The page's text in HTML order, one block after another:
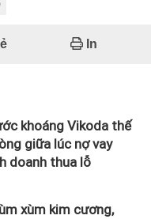
In
khoáng Vikoda thế
giữa lúc nợ vay
doanh thua lỗ
xùm kim cương,